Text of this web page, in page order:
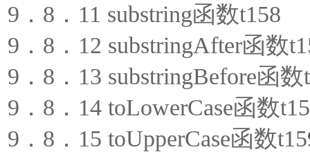
9．8．11 substring函数t158
9．8．12 substringAfter函数
9．8．13 substringBefore函数
9．8．14 toLowerCase函数
9．8．15 toUpperCase函数